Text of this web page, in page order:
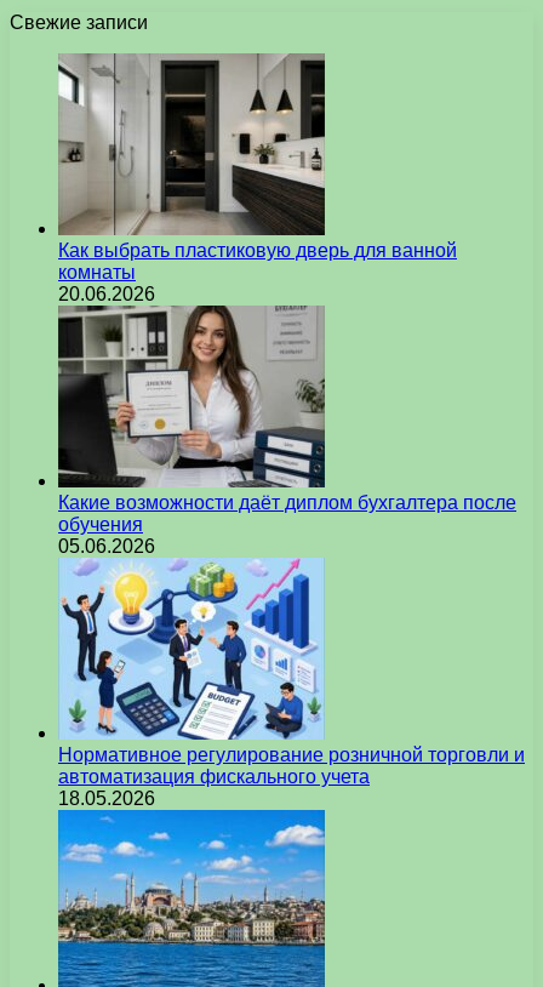
Свежие записи
Как выбрать пластиковую дверь для ванной
комнаты
20.06.2026
Какие возможности даёт диплом бухгалтера после
обучения
05.06.2026
Нормативное регулирование розничной торговли и
автоматизация фискального учета
18.05.2026